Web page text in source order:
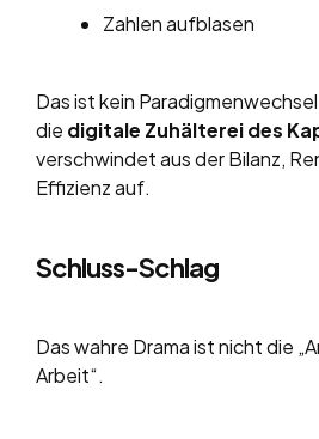
Zahlen aufblasen
Das ist kein
die digitale Zuhälterei des
verschwindet aus der Bilanz,
Effizienz auf.
Schluss-Schlag
Das wahre Drama ist nicht die
Arbeit“.